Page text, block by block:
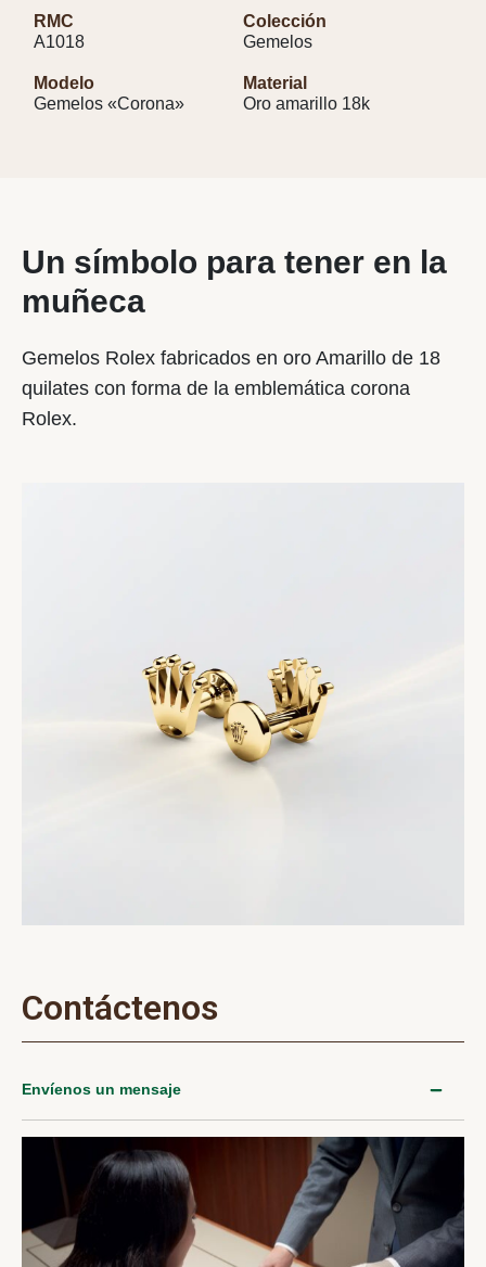
RMC
A1018
Colección
Gemelos
Modelo
Gemelos «Corona»
Material
Oro amarillo 18k
Un símbolo para tener en la
muñeca
Gemelos Rolex fabricados en oro Amarillo de 18
quilates con forma de la emblemática corona
Rolex.
Contáctenos
Envíenos un mensaje